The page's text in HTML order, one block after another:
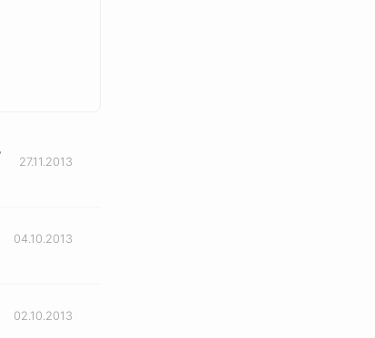
27.11.2013
04.10.2013
02.10.2013